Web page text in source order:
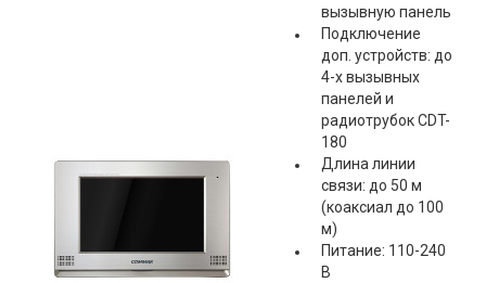
вызывную панель
Подключение
доп. устройств: до
4-х вызывных
панелей и
радиотрубок CDT-
180
Длина линии
связи: до 50 м
(коаксиал до 100
м)
Питание: 110-240
В